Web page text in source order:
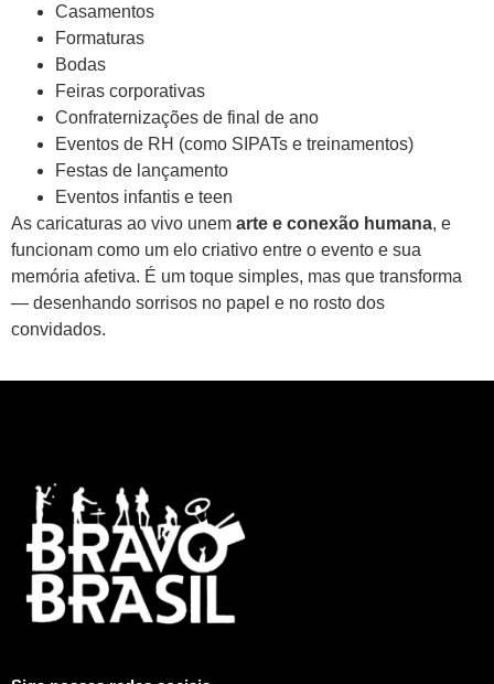
Casamentos
Formaturas
Bodas
Feiras corporativas
Confraternizações de final de ano
Eventos de RH (como SIPATs e treinamentos)
Festas de lançamento
Eventos infantis e teen
As caricaturas ao vivo unem arte e conexão humana, e
funcionam como um elo criativo entre o evento e sua
memória afetiva. É um toque simples, mas que transforma
— desenhando sorrisos no papel e no rosto dos
convidados.